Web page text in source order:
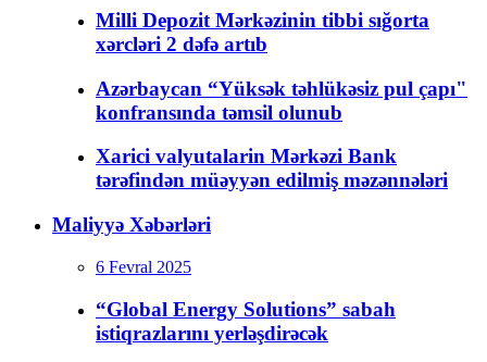
Milli Depozit Mərkəzinin tibbi sığorta
xərcləri 2 dəfə artıb
Azərbaycan “Yüksək təhlükəsiz pul çapı"
konfransında təmsil olunub
Xarici valyutalarin Mərkəzi Bank
tərəfindən müəyyən edilmiş məzənnələri
Maliyyə Xəbərləri
6 Fevral 2025
“Global Energy Solutions” sabah
istiqrazlarını yerləşdirəcək